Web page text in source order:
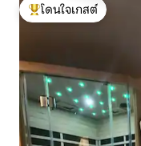
โดนใจเกสต์ที่สุด
โดนใจเกสต์